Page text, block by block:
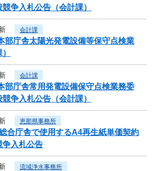
争入札公告（会計課）
会計課
部庁舎太陽光発電設備等保守点検業
会計課
部庁舎常用発電設備保守点検業務委
争入札公告（会計課）
恵那県事務所
合庁舎で使用するA4再生紙単価契約
争入札公告
流域浄水事務所